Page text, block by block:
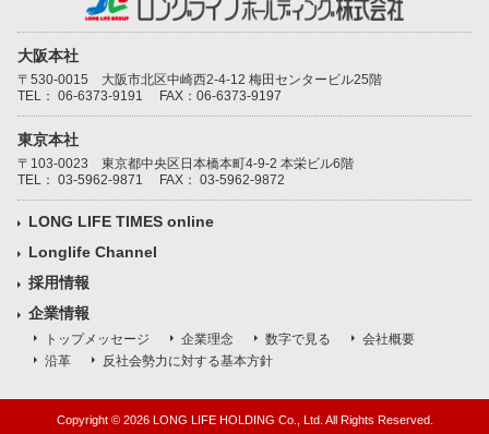
大阪本社
〒530-0015 大阪市北区中崎西2-4-12 梅田センタービル25階
TEL： 06-6373-9191 FAX：06-6373-9197
東京本社
〒103-0023 東京都中央区日本橋本町4-9-2 本栄ビル6階
TEL： 03-5962-9871 FAX： 03-5962-9872
LONG LIFE TIMES online
Longlife Channel
採用情報
企業情報
トップメッセージ 企業理念 数字で見る
会社概要
沿革
反社会勢力に対する基本方針
Copyright © 2026 LONG LIFE HOLDING Co., Ltd. All Rights Reserved.